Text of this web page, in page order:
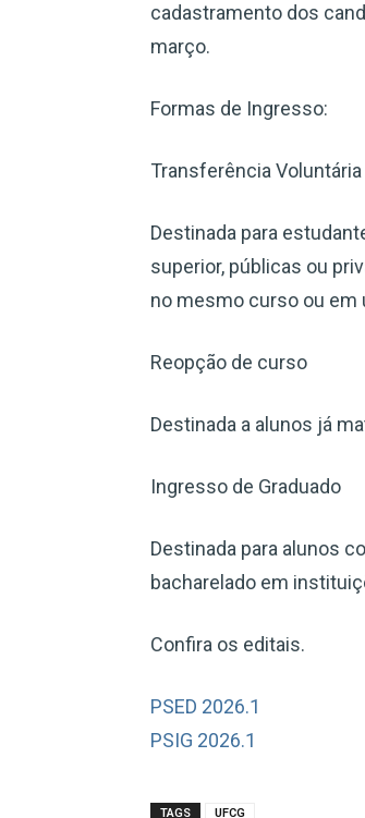
cadastramento dos
março.
Formas de Ingresso:
Transferência Voluntária
Destinada para
superior, públicas ou
no mesmo curso ou em
Reopção de curso
Destinada a alunos já
Ingresso de Graduado
Destinada para alunos
bacharelado em
Confira os editais.
PSED 2026.1
PSIG 2026.1
TAGS UFCG